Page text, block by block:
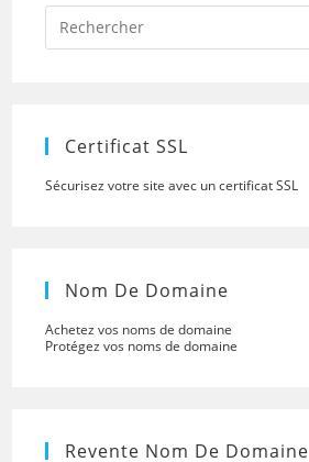
Certificat SSL
Sécurisez votre site avec un certificat SSL
Nom De Domaine
Achetez vos noms de domaine
Protégez vos noms de domaine
Revente Nom De Domaine